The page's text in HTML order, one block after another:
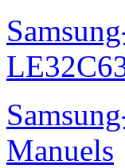
Manuels